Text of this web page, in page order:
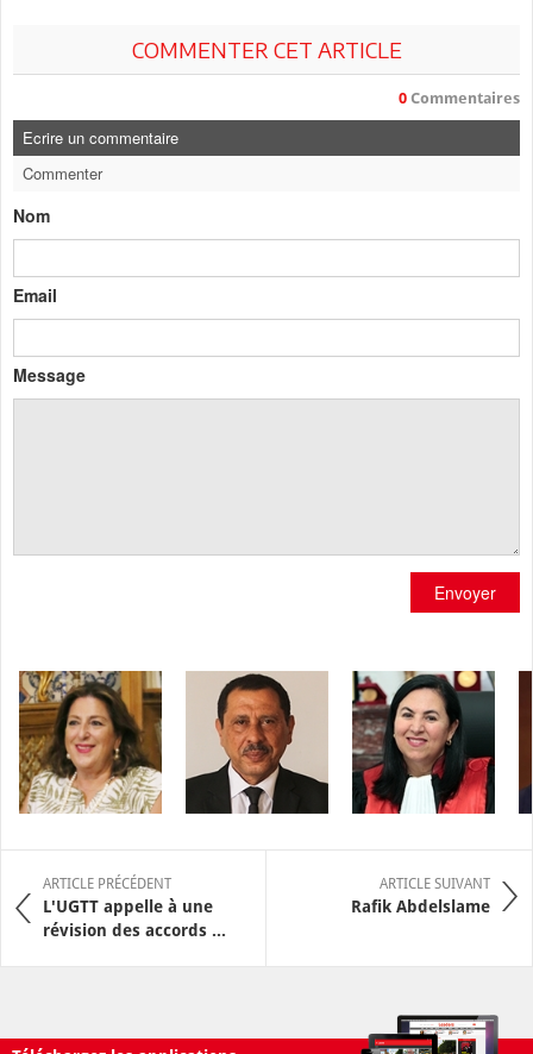
COMMENTER CET ARTICLE
0 Commentaires
Ecrire un commentaire
Commenter
Nom
Email
Message
Envoyer
ARTICLE PRÉCÉDENT
L'UGTT appelle à une
révision des accords ...
ARTICLE SUIVANT
Rafik Abdelslame